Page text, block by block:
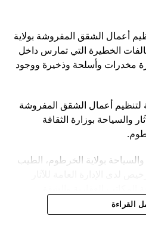
للخروج من النفق
أعمال الشقق المفروشة بولاية
الخطيرة التي تمارس داخل
مخدرات وأسلحة وذخيرة ووجود
لتنظيم أعمال الشقق المفروشة
والسياحة بوزارة الثقافة
بولاية الخرطوم، الطيب
القراءة